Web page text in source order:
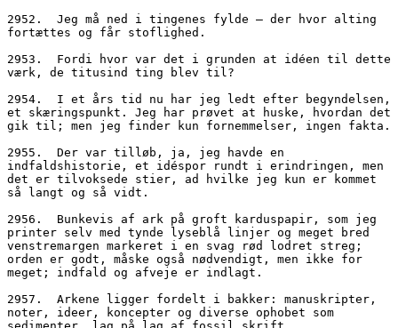
2952.  Jeg må ned i tingenes fylde – der hvor alting
fortættes og får stoflighed.
2953.  Fordi hvor var det i grunden at idéen til dette
værk, de titusind ting blev til?
2954.  I et års tid nu har jeg ledt efter begyndelsen,
et skæringspunkt. Jeg har prøvet at huske, hvordan det
gik til; men jeg finder kun fornemmelser, ingen fakta.
2955.  Der var tilløb, ja, jeg havde en
indfaldshistorie, et idéspor rundt i erindringen, men
det er tilvoksede stier, ad hvilke jeg kun er kommet
så langt og så vidt.
2956.  Bunkevis af ark på groft karduspapir, som jeg
printer selv med tynde lyseblå linjer og meget bred
venstremargen markeret i en svag rød lodret streg;
orden er godt, måske også nødvendigt, men ikke for
meget; indfald og afveje er indlagt.
2957.  Arkene ligger fordelt i bakker: manuskripter,
noter, ideer, koncepter og diverse ophobet som